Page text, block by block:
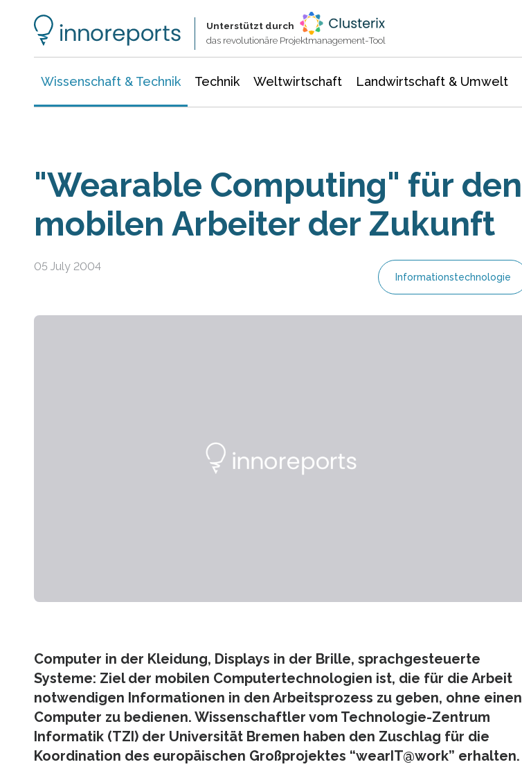
Unterstützt durch
das revolutionäre Projektmanagement-Tool
Wissenschaft & Technik Technik Weltwirtschaft Landwirtschaft & Umwelt
"Wearable Computing" für den
mobilen Arbeiter der Zukunft
05 July 2004
Informationstechnologie
Computer in der Kleidung, Displays in der Brille, sprachgesteuerte
Systeme: Ziel der mobilen Computertechnologien ist, die für die Arbeit
notwendigen Informationen in den Arbeitsprozess zu geben, ohne einen
Computer zu bedienen. Wissenschaftler vom Technologie-Zentrum
Informatik (TZI) der Universität Bremen haben den Zuschlag für die
Koordination des europäischen Großprojektes “wearIT@work” erhalten.